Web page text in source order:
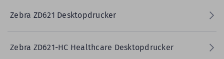
Zebra ZD621 Desktopdrucker
Zebra ZD621-HC Healthcare Desktopdrucker